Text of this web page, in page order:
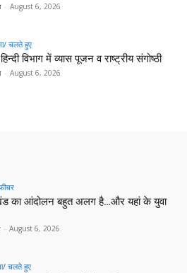
- August 6, 2026
चलते हुए
विभाग में व्यास पूजन व राष्ट्रीय संगोष्ठी
- August 6, 2026
का आंदोलन बहुत अलग है…और यहां के युवा
- August 6, 2026
चलते हुए